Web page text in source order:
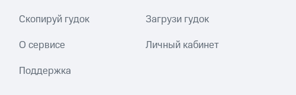
Скопируй гудок Загрузи гудок
О сервисе Личный кабинет
Поддержка